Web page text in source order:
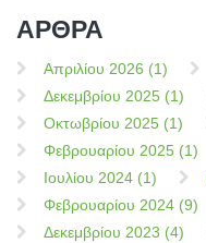
ΑΡΘΡΑ
Απριλίου 2026 (1)
Δεκεμβρίου 2025 (1)
Οκτωβρίου 2025 (1)
Φεβρουαρίου 2025 (1)
Ιουλίου 2024 (1)
Φεβρουαρίου 2024 (9)
Δεκεμβρίου 2023 (4)